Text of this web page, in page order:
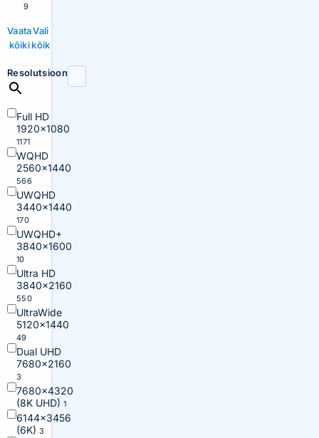
9
Vaata
kõiki
Vali
kõik
Resolutsioon
Full HD
1920×1080
1171
WQHD
2560×1440
566
UWQHD
3440×1440
170
UWQHD+
3840×1600
10
Ultra HD
3840×2160
550
UltraWide
5120×1440
49
Dual UHD
7680×2160
3
7680×4320
(8K UHD) 1
6144×3456
(6K) 3